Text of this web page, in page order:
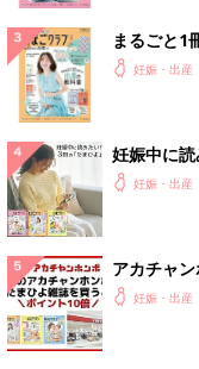
以上が続々
PR（Amazon）
ランキン
妊娠・出産の人気
赤ちゃんの名前・名づけ